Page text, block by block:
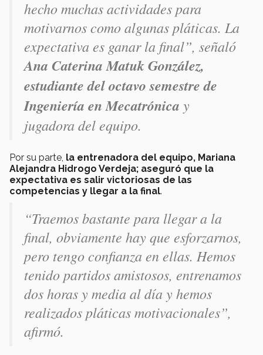
hecho muchas actividades para
motivarnos como algunas pláticas. La
expectativa es ganar la final”, señaló
Ana Caterina Matuk González,
estudiante del octavo semestre de
Ingeniería en Mecatrónica y
jugadora del equipo.
Por su parte, la entrenadora del equipo, Mariana
Alejandra Hidrogo Verdeja; aseguró que la
expectativa es salir victoriosas de las
competencias y llegar a la final.
“Traemos bastante para llegar a la
final, obviamente hay que esforzarnos,
pero tengo confianza en ellas. Hemos
tenido partidos amistosos, entrenamos
dos horas y media al día y hemos
realizados pláticas motivacionales”,
afirmó.